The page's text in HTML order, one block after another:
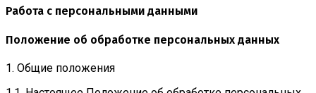
Работа с персональными данными
Положение об обработке персональных данных
1. Общие положения